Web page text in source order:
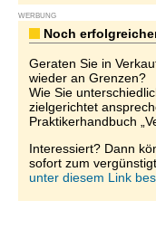
WERBUNG
Noch
Geraten Sie in
wieder an Grenzen?
Wie Sie
zielgerichtet
Praktikerhandbuch
Interessiert? Dann
sofort zum
unter diesem Link